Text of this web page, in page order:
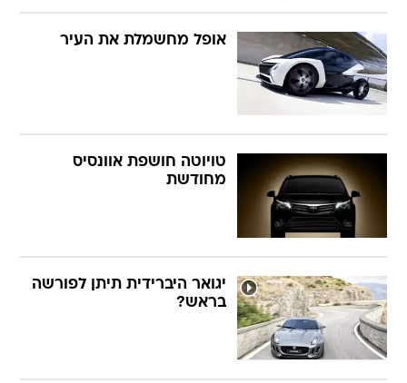
אופל מחשמלת את העיר
טויוטה חושפת אוונסיס
מחודשת
יגואר היברידית תיתן לפורשה
בראש?